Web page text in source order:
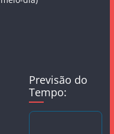
Previsão do
Tempo: